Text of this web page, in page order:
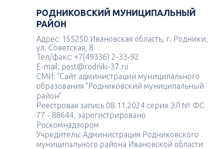
РОДНИКОВСКИЙ МУНИЦИПАЛЬНЫЙ
РАЙОН
Адрес: 155250 Ивановская область, г. Родники,
ул. Советская, 8
Тел/факс: +7(49336) 2-33-92
E-mail: post@rodniki-37.ru
СМИ: "Сайт администрации муниципального
образования "Родниковский муниципальный
район"
Реестровая запись 08.11.2024 серия ЭЛ № ФС
77 - 88644, зарегистрировано
Роскомнадзором
Учредитель: Администрация Родниковского
муниципального района Ивановской области